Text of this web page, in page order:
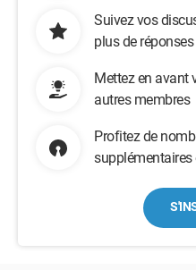
Suivez vos
plus de réponses
Mettez en avant
autres membres
Profitez de